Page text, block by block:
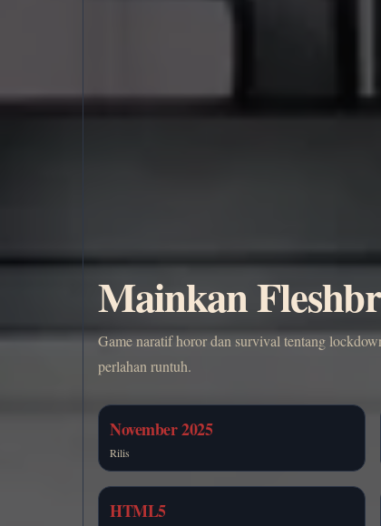
Mainkan
Game naratif horor dan survival tentang
perlahan runtuh.
November 2025
Rilis
HTML5